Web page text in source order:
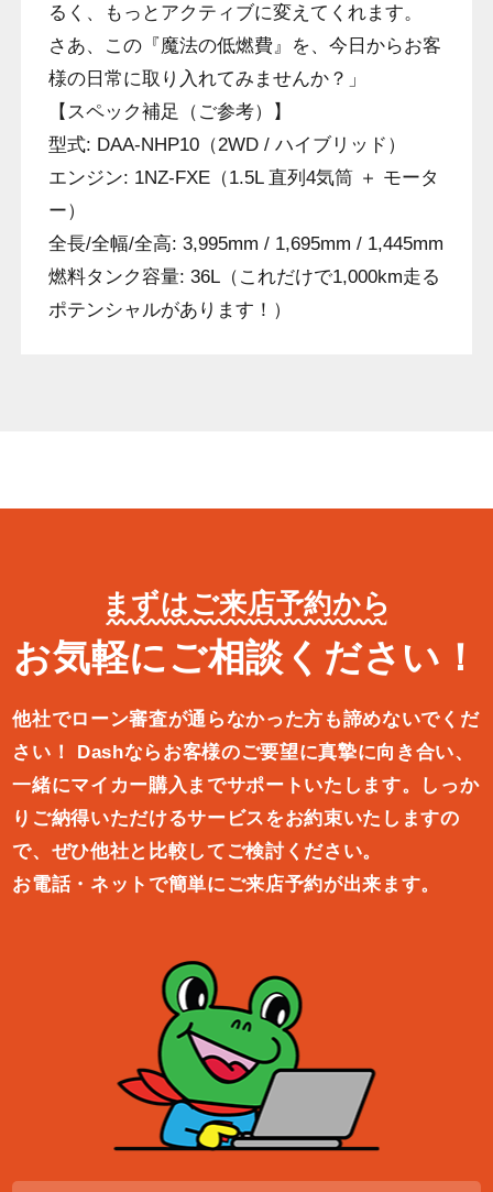
るく、もっとアクティブに変えてくれます。
さあ、この『魔法の低燃費』を、今日からお客
様の日常に取り入れてみませんか？」
【スペック補足（ご参考）】
型式: DAA-NHP10（2WD / ハイブリッド）
エンジン: 1NZ-FXE（1.5L 直列4気筒 ＋ モータ
ー）
全長/全幅/全高: 3,995mm / 1,695mm / 1,445mm
燃料タンク容量: 36L（これだけで1,000km走る
ポテンシャルがあります！）
まずはご来店予約から
お気軽にご相談ください！
他社でローン審査が通らなかった方も諦めないでくだ
さい！
Dashならお客様のご要望に真摯に向き合い、
一緒にマイカー購入ま でサポートいたします。しっか
りご納得いただけるサービスをお約束いたしますの
で、ぜひ他社と比較してご検討ください。
お電話・ネットで簡単にご来店予約が出来ます。